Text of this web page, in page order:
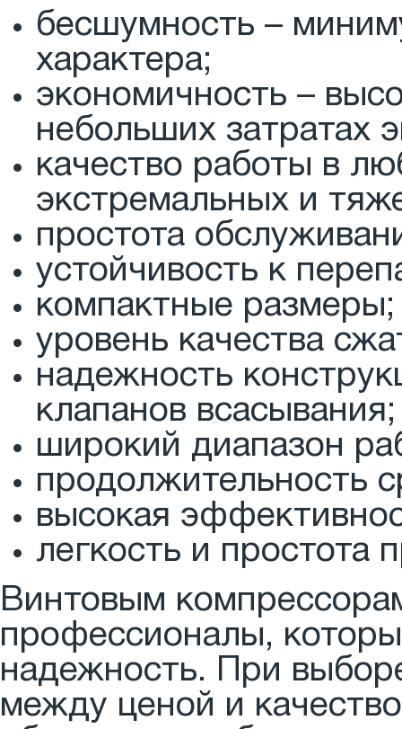
бесшумность –
характера;
экономичность –
небольших затратах
качество работы в
экстремальных и
простота
устойчивость к
компактные размеры;
уровень качества
надежность
клапанов всасывания;
широкий диапазон
продолжительность
высокая
легкость и простота
Винтовым
профессионалы,
надежность. При
между ценой и